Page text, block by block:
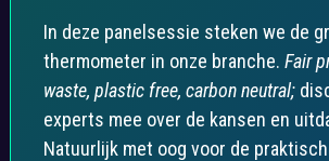
In deze panelsessie steken we de
thermometer in onze branche. Fair
waste, plastic free, carbon neutral;
experts mee over de kansen en
Natuurlijk met oog voor de